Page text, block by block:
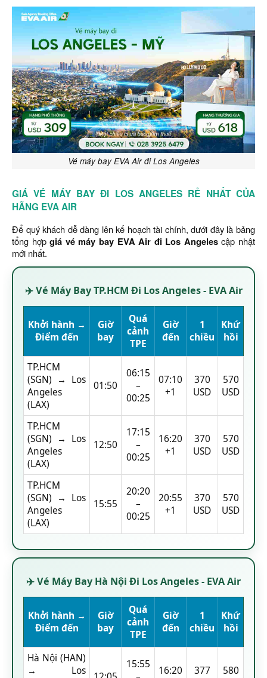
Vé máy bay EVA Air đi Los Angeles
GIÁ VÉ MÁY BAY ĐI LOS ANGELES RẺ NHẤT CỦA
HÃNG EVA AIR
Để quý khách dễ dàng lên kế hoạch tài chính, dưới đây là bảng
tổng hợpgiá vé máy bay EVA Air đi Los Angelescập nhật
mới nhất.
✈️ Vé Máy Bay TP.HCM Đi Los Angeles - EVA Air
Khởi hành →
Điểm đến
Giờ
bay
Quá
cảnh
TPE
Giờ
đến
1
chiều
Khứ
hồi
TP.HCM
(SGN) → Los
Angeles
(LAX)
01:50
06:15
–
00:25
07:10
+1
370
USD
570
USD
TP.HCM
(SGN) → Los
Angeles
(LAX)
12:50
17:15
–
00:25
16:20
+1
370
USD
570
USD
TP.HCM
(SGN) → Los
Angeles
(LAX)
15:55
20:20
–
00:25
20:55
+1
370
USD
570
USD
✈️ Vé Máy Bay Hà Nội Đi Los Angeles - EVA Air
Khởi hành →
Điểm đến
Giờ
bay
Quá
cảnh
TPE
Giờ
đến
1
chiều
Khứ
hồi
Hà Nội (HAN)
→ Los
15:55
16:20
377
580